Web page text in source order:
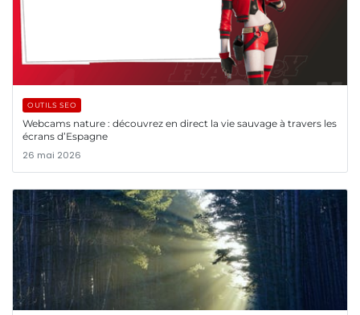
OUTILS SEO
Webcams nature : découvrez en direct la vie sauvage à travers les
écrans d’Espagne
26 mai 2026